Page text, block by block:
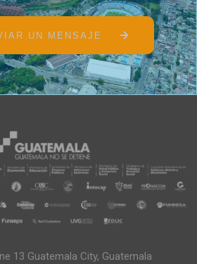
UN MENSAJE
13 Guatemala City, Guatemala